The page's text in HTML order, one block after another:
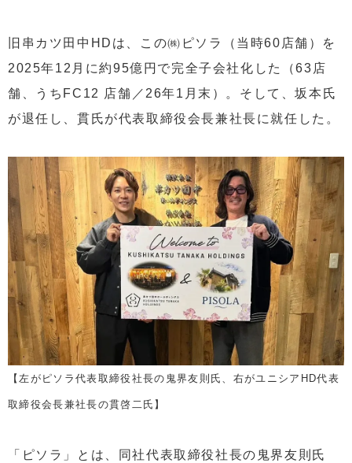
旧串カツ田中HDは、この㈱ピソラ（当時60店舗）を
2025年12月に約95億円で完全子会社化した（63店
舗、うちFC12 店舗／26年1月末）。そして、坂本氏
が退任し、貫氏が代表取締役会長兼社長に就任した。
【左がピソラ代表取締役社長の鬼界友則氏、右がユニシアHD代表
取締役会長兼社長の貫啓二氏】
「ピソラ」とは、同社代表取締役社長の鬼界友則氏